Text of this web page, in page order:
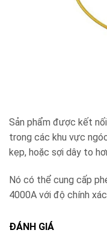
Sản phẩm được kết
trong các khu vực
kẹp, hoặc sợi dây to
Nó có thể cung cấp
4000A với độ chính
ĐÁNH GIÁ